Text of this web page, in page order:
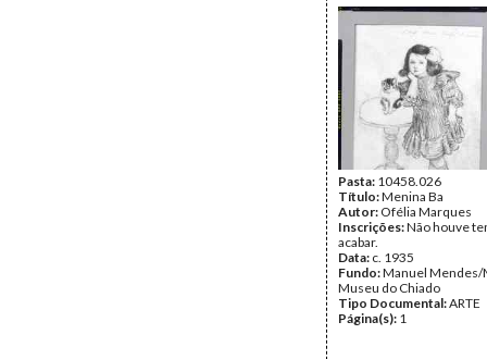
Pasta: 10458.026
Título:Menina Ba
Autor: Ofélia Marques
Inscrições:Não houve
acabar.
Data: c. 1935
Fundo:Manuel Mendes/
Museu do Chiado
Tipo Documental:ARTE
Página(s): 1